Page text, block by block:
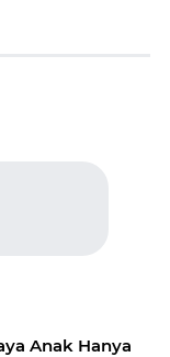
Anak Hanya